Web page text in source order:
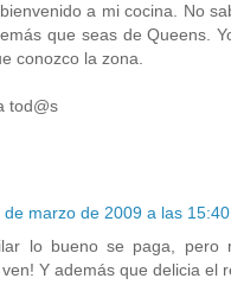
bienvenido a mi cocina. No
que seas de Queens.
conozco la zona.
tod@s
de marzo de 2009 a las 15:40
lo bueno se paga, pero
Y además que delicia el